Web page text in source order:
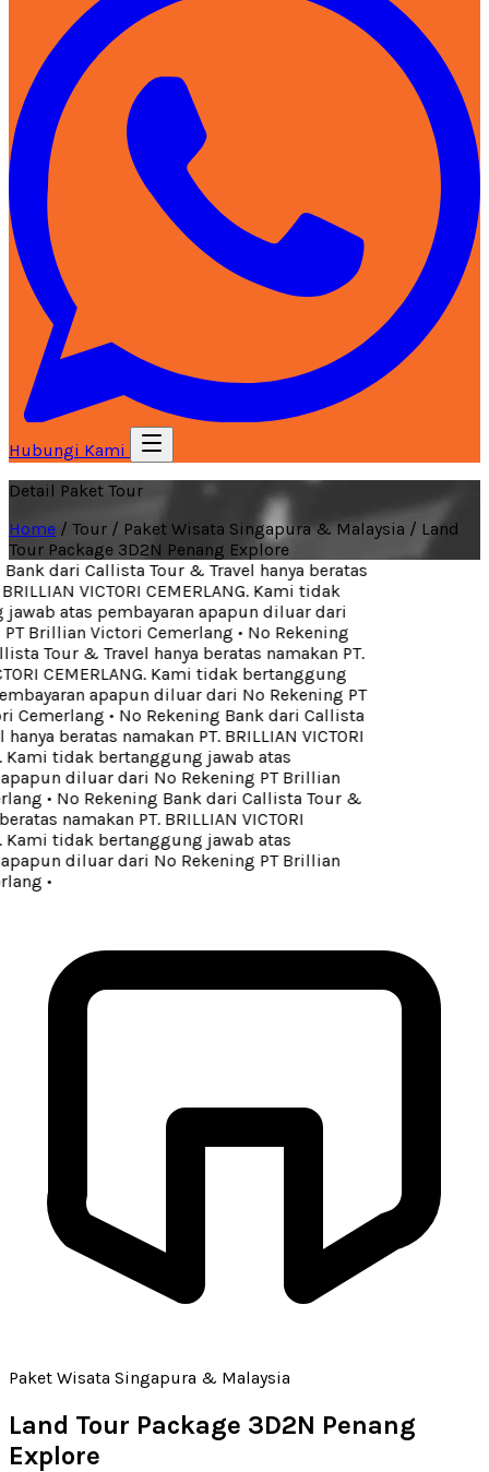
Hubungi Kami
Detail Paket Tour
Home / Tour / Paket Wisata Singapura & Malaysia / Land
Tour Package 3D2N Penang Explore
dari Callista Tour & Travel hanya beratas
VICTORI CEMERLANG. Kami tidak
atas pembayaran apapun diluar dari
Brillian Victori Cemerlang• No Rekening
Tour & Travel hanya beratas namakan PT.
CEMERLANG. Kami tidak bertanggung
apapun diluar dari No Rekening PT
Cemerlang• No Rekening Bank dari Callista
beratas namakan PT. BRILLIAN VICTORI
Kami tidak bertanggung jawab atas
diluar dari No Rekening PT Brillian
• No Rekening Bank dari Callista Tour &
namakan PT. BRILLIAN VICTORI
Kami tidak bertanggung jawab atas
diluar dari No Rekening PT Brillian
•
Paket Wisata Singapura & Malaysia
Land Tour Package 3D2N Penang
Explore